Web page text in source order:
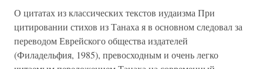
О цитатах из классических текстов иудаизма При
цитировании стихов из Танаха я в основном следовал за
переводом Еврейского общества издателей
(Филадельфия, 1985), превосходным и очень легко